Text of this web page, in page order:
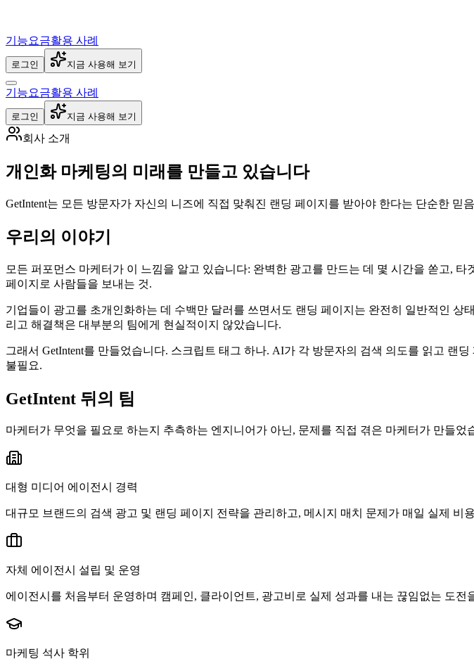
기능요금활용 사례
로그인 지금 사용해 보기
기능요금활용 사례
로그인 지금 사용해 보기
회사 소개
개인화 마케팅의 미래를 만들고 있습니다
GetIntent는 모든 방문자가 자신의 니즈에 직접 맞춰진 랜딩 페이지를 받아야 한다는 단순한
우리의 이야기
모든 퍼포먼스 마케터가 이 느낌을 알고 있습니다: 완벽한 광고를 만드는 데 몇 시간을 쏟고,
페이지로 사람들을 보내는 것.
기업들이 광고를 초개인화하는 데 수백만 달러를 쓰면서도 랜딩 페이지는 완전히 일반적인
리고 해결책은 대부분의 팀에게 현실적이지 않았습니다.
그래서 GetIntent를 만들었습니다. 스크립트 태그 하나. AI가 각 방문자의 검색 의도를 읽고
불필요.
GetIntent 뒤의 팀
마케터가 무엇을 필요로 하는지 추측하는 엔지니어가 아닌, 문제를 직접 겪은 마케터가 만들었
대형 미디어 에이전시 경력
대규모 브랜드의 검색 광고 및 랜딩 페이지 전략을 관리하고, 메시지 매치 문제가 매일 실제 비
자체 에이전시 설립 및 운영
에이전시를 처음부터 운영하며 캠페인, 클라이언트, 광고비로 실제 성과를 내는 끊임없는 도전
마케팅 석사 학위